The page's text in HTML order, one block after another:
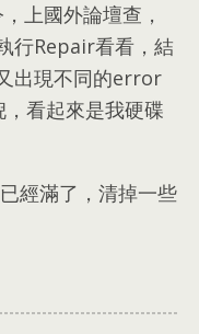
， 上國外論壇查 ，
行Repair看看 ， 結
出現不同的error
， 看起來是我硬碟
經滿了 ， 清掉一些